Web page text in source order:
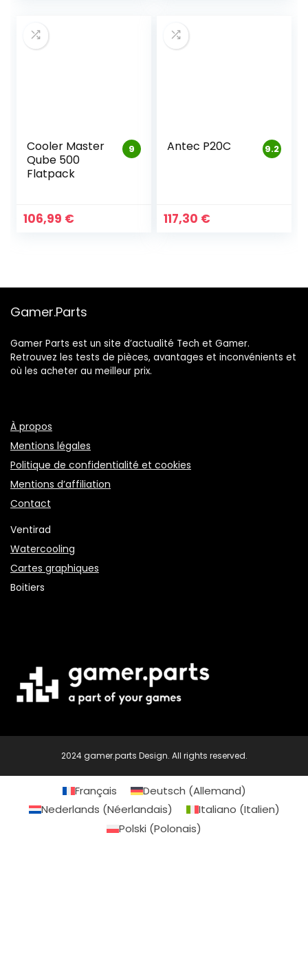
9
Cooler Master
Qube 500
Flatpack
106,99 €
9.2
Antec P20C
117,30 €
Gamer.Parts
Gamer Parts est un site d’actualité Tech et Gamer.
Retrouvez les tests de pièces, avantages et inconvénients et
où les acheter au meilleur prix.
À propos
Mentions légales
Politique de confidentialité et cookies
Mentions d’affiliation
Contact
Ventirad
Watercooling
Cartes graphiques
Boitiers
2024 gamer.parts Design. All rights reserved.
Français Deutsch (Allemand)
Nederlands (Néerlandais) Italiano (Italien)
Polski (Polonais)